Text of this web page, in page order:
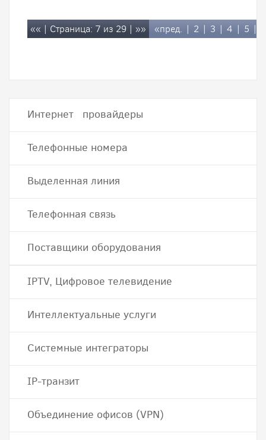
«« | Страница: 7 из 29 | »» «пред. | 2 | 3 | 4 | 5 |
Интернет провайдеры
Телефонные номера
Выделенная линия
Телефонная связь
Поставщики оборудования
IPTV, Цифровое телевидение
Интеллектуальные услуги
Системные интеграторы
IP-транзит
Объединение офисов (VPN)